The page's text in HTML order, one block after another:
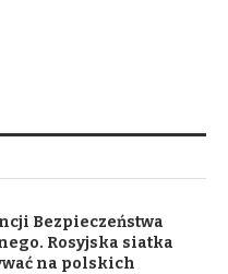
Bezpieczeństwa
Rosyjska siatka
na polskich